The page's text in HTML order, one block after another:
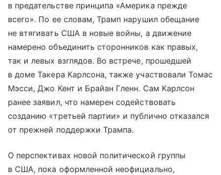
в предательстве принципа «Америка прежде
всего». По ее словам, Трамп нарушил обещание
не втягивать США в новые войны, а движение
намерено объединить сторонников как правых,
так и левых взглядов. Во встрече, прошедшей
в доме Такера Карлсона, также участвовали Томас
Мэсси, Джо Кент и Брайан Гленн. Сам Карлсон
ранее заявил, что намерен содействовать
созданию «третьей партии» и публично отказался
от прежней поддержки Трампа.
О перспективах новой политической группы
в США, пока оформленной неофициально,